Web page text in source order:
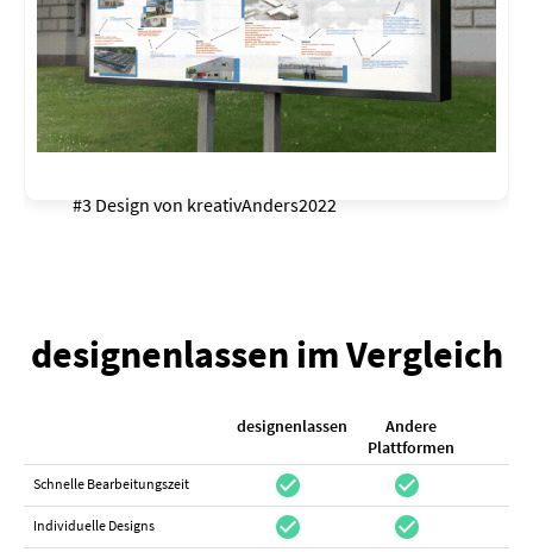
#3 Design von kreativAnders2022
designenlassen im Vergleich
designenlassen
Andere
Plattformen
Schnelle Bearbeitungszeit check_circle check_circle
Individuelle Designs check_circle check_circle